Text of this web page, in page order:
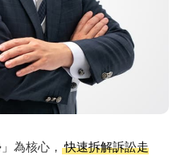
為核心， 快速拆解訴訟走